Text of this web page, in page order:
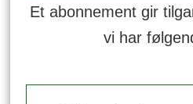
Et abonnement gir
vi har